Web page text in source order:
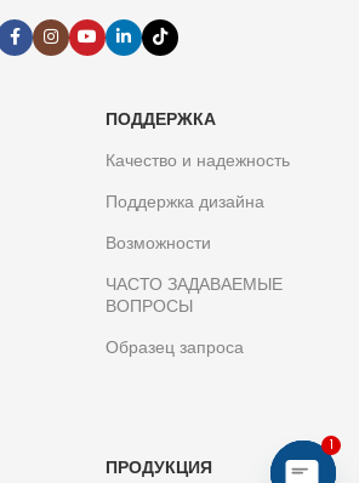
ПОДДЕРЖКА
Качество и надежность
Поддержка дизайна
Возможности
ЧАСТО ЗАДАВАЕМЫЕ
ВОПРОСЫ
Образец запроса
ПРОДУКЦИЯ
1